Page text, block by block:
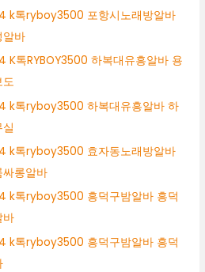
k톡ryboy3500 포항시노래방알바
알바
K톡RYBOY3500 하복대유흥알바 용
k톡ryboy3500 하복대유흥알바 하
k톡ryboy3500 효자동노래방알바
싸롱알바
k톡ryboy3500 흥덕구밤알바 흥덕
바
k톡ryboy3500 흥덕구밤알바 흥덕